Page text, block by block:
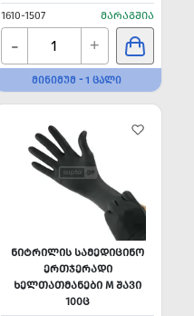
1610-1507 ᲛᲐᲠᲐᲒᲨᲘᲐ
- +
ᲛᲘᲜᲘᲛᲣᲛ - 1 ᲪᲐᲚᲘ
ᲜᲘᲢᲠᲘᲚᲘᲡ ᲡᲐᲛᲔᲓᲘᲪᲘᲜᲝ
ᲔᲠᲗᲯᲔᲠᲐᲓᲘ
ᲮᲔᲚᲗᲐᲗᲛᲐᲜᲔᲑᲘ M ᲨᲐᲕᲘ
100Ც